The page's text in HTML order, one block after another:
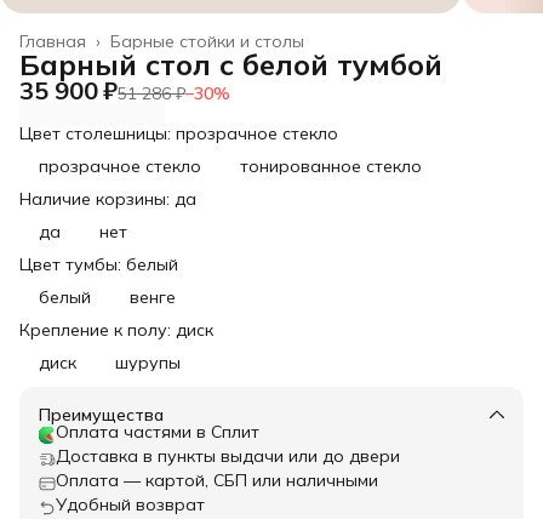
Барные стойки и столы
Главная ›
Барный стол с белой тумбой
35 900 ₽51 286 ₽−30%
Цвет столешницы: прозрачное стекло
прозрачное стекло
тонированное стекло
Наличие корзины: да
да
нет
Цвет тумбы: белый
белый
венге
Крепление к полу: диск
диск
шурупы
Преимущества
Оплата частями в Сплит
Доставка в пункты выдачи или до двери
Оплата — картой, СБП или наличными
Удобный возврат